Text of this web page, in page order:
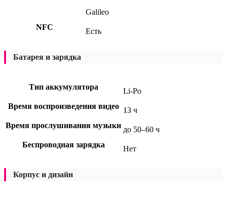
Galileo
NFC
Есть
Батарея и зарядка
Тип аккумулятора
Li-Po
Время воспроизведения видео 13 ч
Время прослушивания музыки до 50–60 ч
Беспроводная зарядка
Нет
Корпус и дизайн